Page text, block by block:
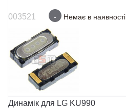
003521 - Немає в наявності
Динамік для LG KU990